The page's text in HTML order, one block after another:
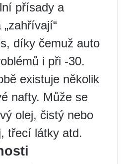
přísady a
díky čemuž auto
i při -30.
existuje několik
nafty. Může se
olej, čistý nebo
třecí látky atd.